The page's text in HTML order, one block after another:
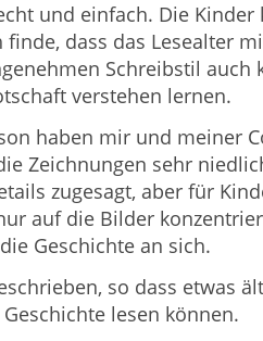
und einfach. Die Kinder
dass das Lesealter
Schreibstil auch
verstehen lernen.
haben mir und meiner
Zeichnungen sehr
zugesagt, aber für
auf die Bilder
die Geschichte an sich.
so dass etwas
lesen können.